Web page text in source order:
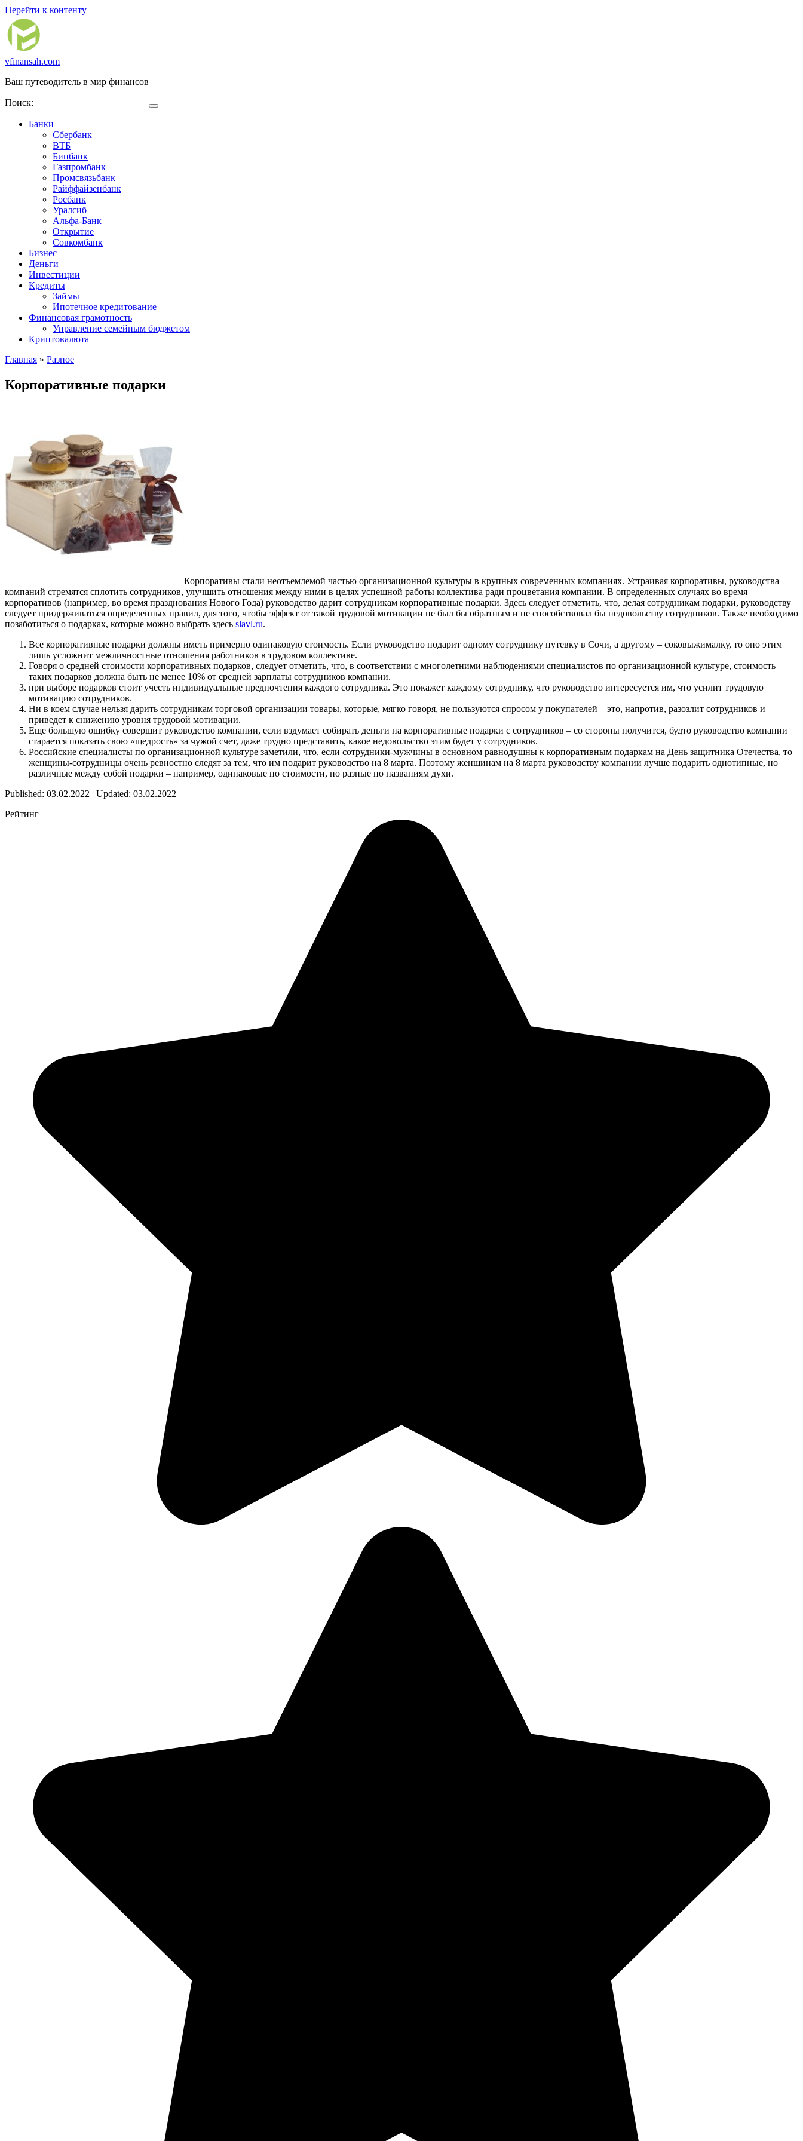
Перейти к контенту
vfinansah.com
Ваш путеводитель в мир финансов
Поиск:
Банки
Сбербанк
ВТБ
Бинбанк
Газпромбанк
Промсвязьбанк
Райффайзенбанк
Росбанк
Уралсиб
Альфа-Банк
Открытие
Совкомбанк
Бизнес
Деньги
Инвестиции
Кредиты
Займы
Ипотечное кредитование
Финансовая грамотность
Управление семейным бюджетом
Криптовалюта
Главная » Разное
Корпоративные подарки
Корпоративы стали неотъемлемой частью организационной культуры в крупных современных компаниях. Устраивая корпоративы, руководства
компаний стремятся сплотить сотрудников, улучшить отношения между ними в целях успешной работы коллектива ради процветания компании. В определенных случаях во время
корпоративов (например, во время празднования Нового Года) руководство дарит сотрудникам корпоративные подарки. Здесь следует отметить, что, делая сотрудникам подарки, руководству
следует придерживаться определенных правил, для того, чтобы эффект от такой трудовой мотивации не был бы обратным и не способствовал бы недовольству сотрудников. Также необходимо
позаботиться о подарках, которые можно выбрать здесь slavl.ru.
Все корпоративные подарки должны иметь примерно одинаковую стоимость. Если руководство подарит одному сотруднику путевку в Сочи, а другому – соковыжималку, то оно этим
лишь усложнит межличностные отношения работников в трудовом коллективе.
Говоря о средней стоимости корпоративных подарков, следует отметить, что, в соответствии с многолетними наблюдениями специалистов по организационной культуре, стоимость
таких подарков должна быть не менее 10% от средней зарплаты сотрудников компании.
при выборе подарков стоит учесть индивидуальные предпочтения каждого сотрудника. Это покажет каждому сотруднику, что руководство интересуется им, что усилит трудовую
мотивацию сотрудников.
Ни в коем случае нельзя дарить сотрудникам торговой организации товары, которые, мягко говоря, не пользуются спросом у покупателей – это, напротив, разозлит сотрудников и
приведет к снижению уровня трудовой мотивации.
Еще большую ошибку совершит руководство компании, если вздумает собирать деньги на корпоративные подарки с сотрудников – со стороны получится, будто руководство компании
старается показать свою «щедрость» за чужой счет, даже трудно представить, какое недовольство этим будет у сотрудников.
Российские специалисты по организационной культуре заметили, что, если сотрудники-мужчины в основном равнодушны к корпоративным подаркам на День защитника Отечества, то
женщины-сотрудницы очень ревностно следят за тем, что им подарит руководство на 8 марта. Поэтому женщинам на 8 марта руководству компании лучше подарить однотипные, но
различные между собой подарки – например, одинаковые по стоимости, но разные по названиям духи.
Published: 03.02.2022 | Updated: 03.02.2022
Рейтинг